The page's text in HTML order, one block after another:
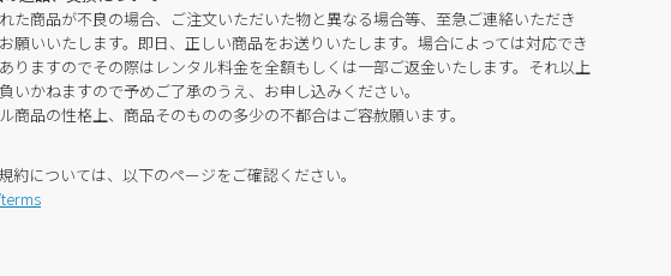
た商品が不良の場合、ご注文いただいた物と異なる場合等、至急ご連絡いただき
願いいたします。即日、正しい商品をお送りいたします。場合によっては対応でき
りますのでその際はレンタル料金を全額もしくは一部ご返金いたします。それ以上
いかねますので予めご了承のうえ、お申し込みください。
商品の性格上、商品そのものの多少の不都合はご容赦願います。
約については、以下のページをご確認ください。